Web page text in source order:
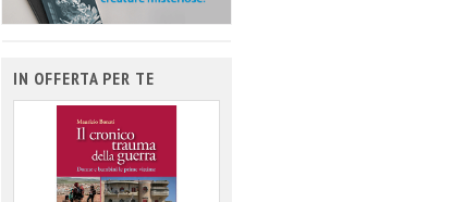
IN OFFERTA PER TE